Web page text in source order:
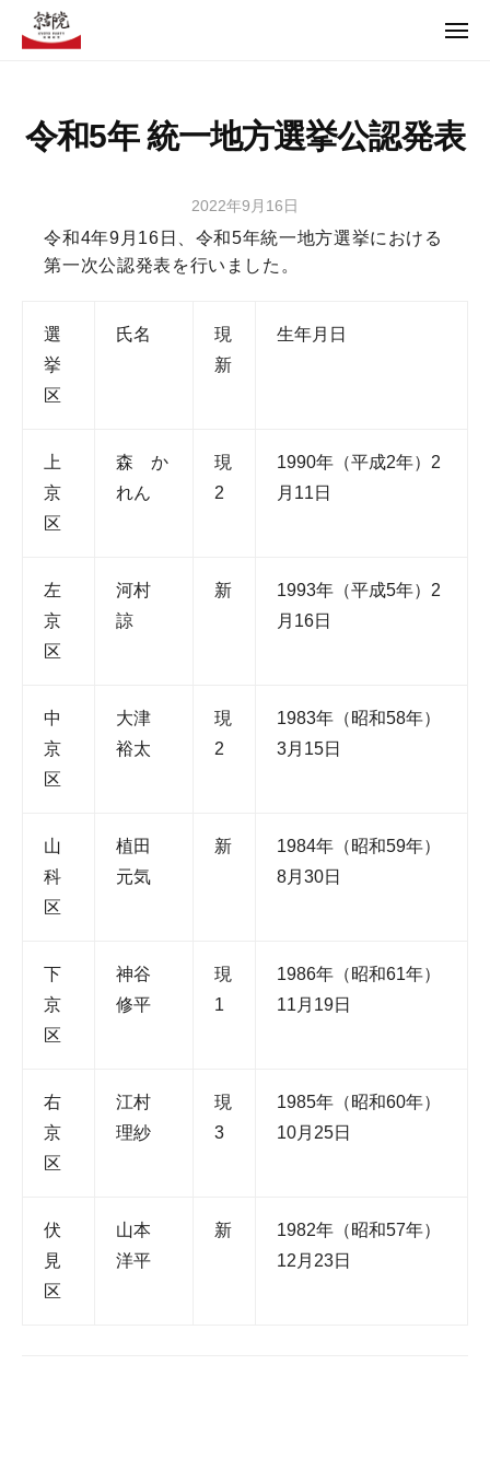
ツ
ッ
プ
メ
令和5年 統一地方選挙公認発表
2022年9月16日
y
2
令和4年9月16日、令和5年統一地方選挙における
第一次公認発表を行いました。
選
挙
区
氏名
現
新
生年月日
上
京
区
森 か
れん
現
2
1990年（平成2年）2
月11日
左
京
区
河村
諒
新
1993年（平成5年）2
月16日
中
京
区
大津
裕太
現
2
1983年（昭和58年）
3月15日
山
科
区
植田
元気
新
1984年（昭和59年）
8月30日
下
京
区
神谷
修平
現
1
1986年（昭和61年）
11月19日
右
京
区
江村
理紗
現
3
1985年（昭和60年）
10月25日
伏
見
区
山本
洋平
新
1982年（昭和57年）
12月23日
ー